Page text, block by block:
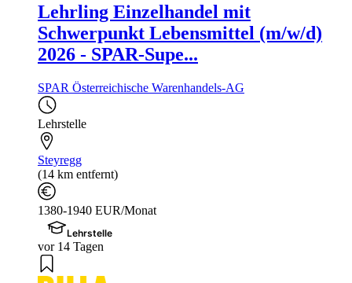
Lehrling Einzelhandel mit
Schwerpunkt Lebensmittel (m/w/d)
2026 - SPAR-Supe...
SPAR Österreichische Warenhandels-AG
Lehrstelle
Steyregg
(14 km entfernt)
1380-1940 EUR/Monat
Lehrstelle
vor 14 Tagen